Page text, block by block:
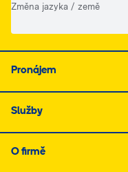
Změna jazyka / země
Pronájem
Služby
O firmě